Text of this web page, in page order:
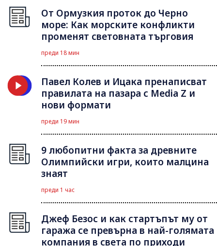
От Ормузкия проток до Черно
море: Как морските конфликти
променят световната търговия
преди 18 мин
Павел Колев и Ицака пренаписват
правилата на пазара с Media Z и
нови формати
преди 19 мин
9 любопитни факта за древните
Олимпийски игри, които малцина
знаят
преди 1 час
Джеф Безос и как стартъпът му от
гаража се превърна в най-голямата
компания в света по приходи